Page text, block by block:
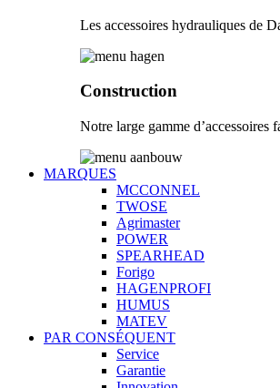
Les accessoires hydrauliques de
Construction
Notre large gamme d’accessoires
MARQUES
MCCONNEL
TWOSE
Agrimaster
POWER
SPEARHEAD
Forigo
HAGENPROFI
HUMUS
MATEV
PAR CONSÉQUENT
Service
Garantie